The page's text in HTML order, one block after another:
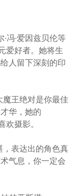
冯·爱因兹贝伦等
爱好者。她将生
人留下深刻的印
王绝对是你最佳
华，她的
摄影。
表达出的角色真
气息，你一定会